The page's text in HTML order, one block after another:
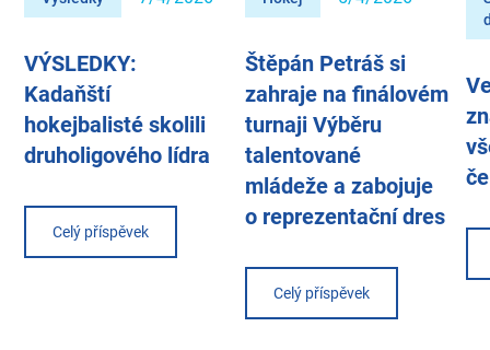
VÝSLEDKY:
Kadaňští
hokejbalisté skolili
druholigového lídra
Celý příspěvek
Štěpán Petráš si
zahraje na finálovém
turnaji Výběru
talentované
mládeže a zabojuje
o reprezentační dres
Celý příspěvek